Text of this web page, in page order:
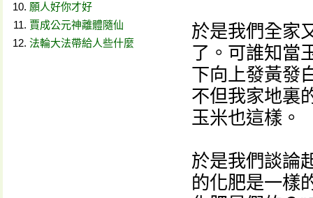
願人好你才好
賈成公元神離體隨仙
法輪大法帶給人些什麼
於是我們全家
了。可誰知當
下向上發黃發
不但我家地裏
玉米也這樣。
於是我們談論
的化肥是一樣